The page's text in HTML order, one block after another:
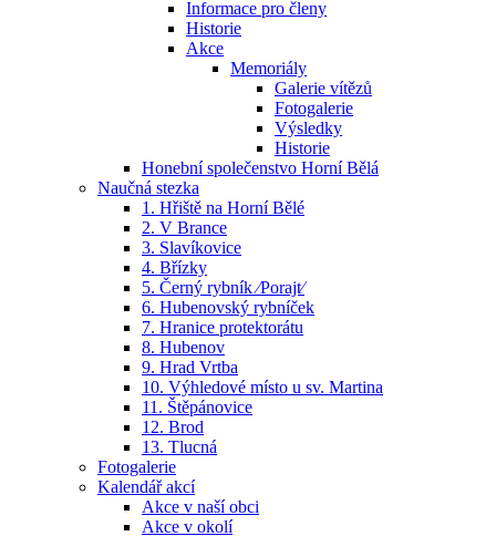
Informace pro členy
Historie
Akce
Memoriály
Galerie vítězů
Fotogalerie
Výsledky
Historie
Honební společenstvo Horní Bělá
Naučná stezka
1. Hřiště na Horní Bělé
2. V Brance
3. Slavíkovice
4. Břízky
5. Černý rybník ⁄Porajt⁄
6. Hubenovský rybníček
7. Hranice protektorátu
8. Hubenov
9. Hrad Vrtba
10. Výhledové místo u sv. Martina
11. Štěpánovice
12. Brod
13. Tlucná
Fotogalerie
Kalendář akcí
Akce v naší obci
Akce v okolí